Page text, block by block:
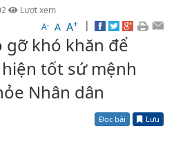
Lượt xem
A- A A+ |
khó khăn để
tốt sứ mệnh
Nhân dân
Đọc bài Lưu